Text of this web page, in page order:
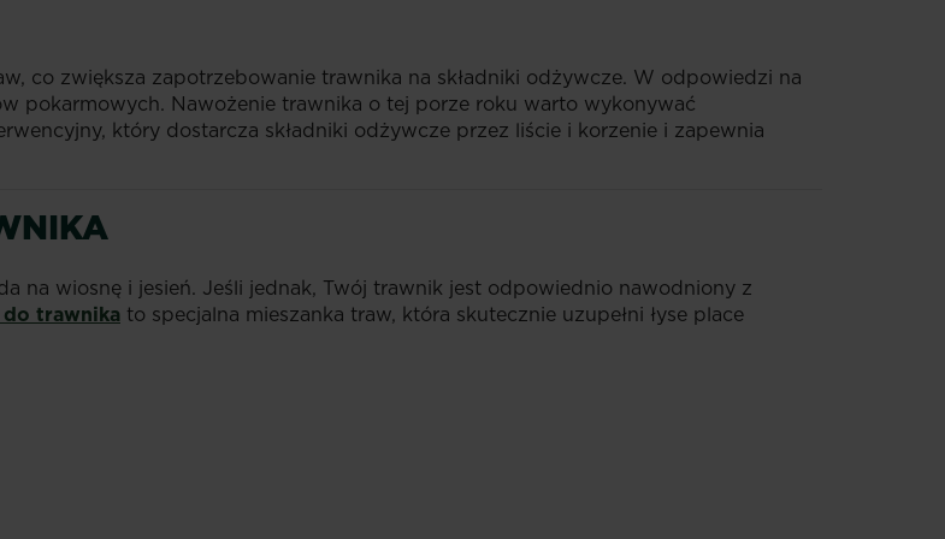
co zwiększa zapotrzebowanie trawnika na składniki odżywcze. W odpowiedzi na
pokarmowych. Nawożenie trawnika o tej porze roku warto wykonywać
który dostarcza składniki odżywcze przez liście i korzenie i zapewnia
na wiosnę i jesień. Jeśli jednak, Twój trawnik jest odpowiednio nawodniony z
trawnika to specjalna mieszanka traw, która skutecznie uzupełni łyse place